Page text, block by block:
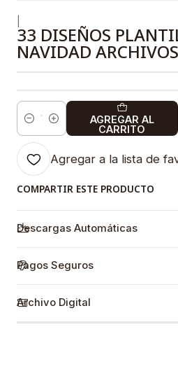
33 DISEÑOS
NAVIDAD
Cantidad
AGREGAR AL
CARRITO
Agregar a la lista de
COMPARTIR ESTE PRODUCTO
Descargas Automáticas
Pagos Seguros
Archivo Digital